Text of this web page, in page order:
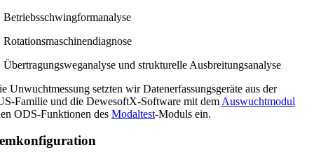
Betriebsschwingformanalyse
Rotationsmaschinendiagnose
Übertragungsweganalyse und strukturelle Ausbreitungsanalyse
Unwuchtmessung setzten wir Datenerfassungsgeräte aus der
Familie und die DewesoftX-Software mit dem Auswuchtmodul
ODS-Funktionen des Modaltest-Moduls ein.